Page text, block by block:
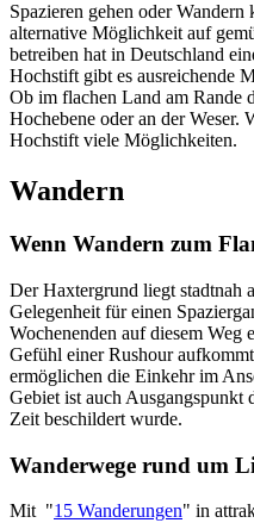
Spazieren gehen oder
alternative Möglichkeit auf
betreiben hat in Deutschland
Hochstift gibt es ausreichende
Ob im flachen Land am Rande
Hochebene oder an der Weser.
Hochstift viele Möglichkeiten.
Wandern
Wenn Wandern zum
Der Haxtergrund liegt stadtnah
Gelegenheit für einen
Wochenenden auf diesem Weg
Gefühl einer Rushour
ermöglichen die Einkehr im
Gebiet ist auch Ausgangspunkt
Zeit beschildert wurde.
Wanderwege rund um
Mit "15 Wanderungen" in